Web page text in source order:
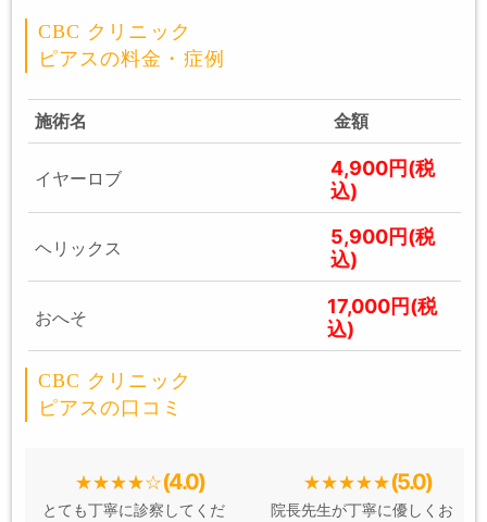
CBC クリニック
ピアスの料金・症例
施術名 金額
イヤーロブ
4,900円(税
込)
ヘリックス
5,900円(税
込)
おへそ
17,000円(税
込)
CBC クリニック
ピアスの口コミ
(4.0)
とても丁寧に診察してくだ
(5.0)
院長先生が丁寧に優しくお